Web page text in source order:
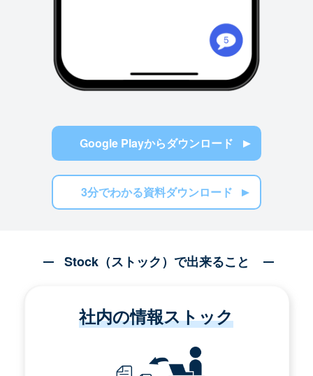
Google Playからダウンロード
3分でわかる資料ダウンロード
Stock（ストック）で出来ること
社内の情報ストック